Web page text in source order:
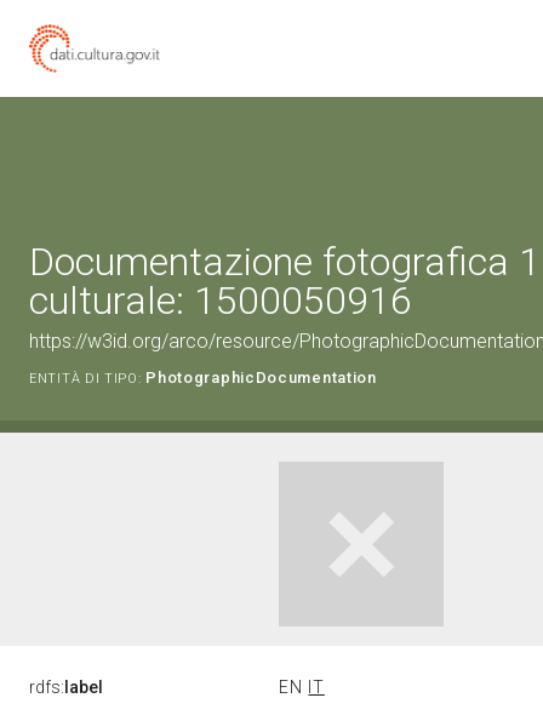
Documentazione fotografica
culturale: 1500050916
https://w3id.org/arco/resource/
ENTITÀ DI TIPO: PhotographicDocumentation
rdfs: label EN
IT